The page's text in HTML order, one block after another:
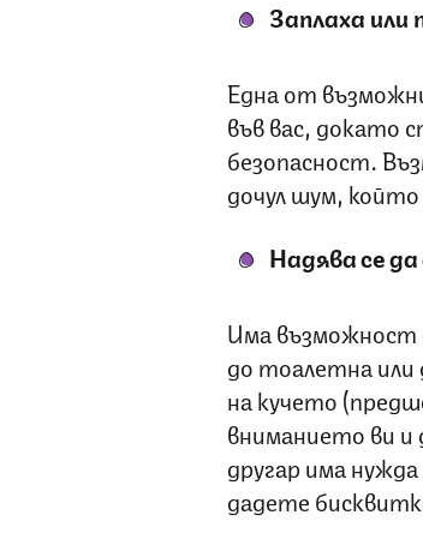
Заплаха или
Една от
във вас, докато
безопасност.
дочул шум,
Надява се
Има възможност
до тоалетна или
на кучето
вниманието ви и
другар има
дадете